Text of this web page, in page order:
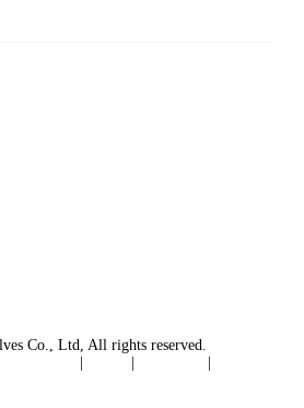
Co., Ltd, All rights reserved.